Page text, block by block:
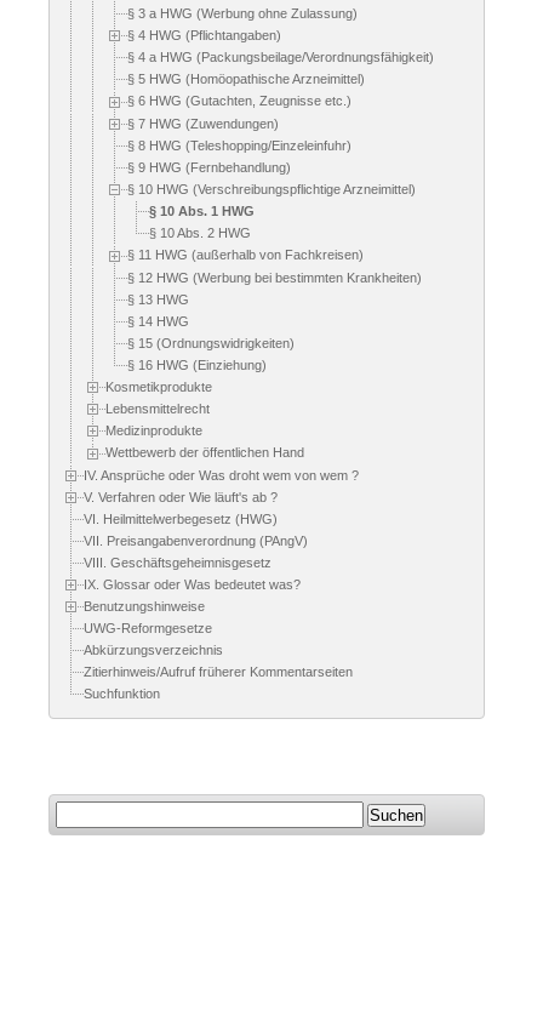
§ 3 a HWG (Werbung ohne Zulassung)
§ 4 HWG (Pflichtangaben)
§ 4 a HWG (Packungsbeilage/Verordnungsfähigkeit)
§ 5 HWG (Homöopathische Arzneimittel)
§ 6 HWG (Gutachten, Zeugnisse etc.)
§ 7 HWG (Zuwendungen)
§ 8 HWG (Teleshopping/Einzeleinfuhr)
§ 9 HWG (Fernbehandlung)
§ 10 HWG (Verschreibungspflichtige Arzneimittel)
§ 10 Abs. 1 HWG
§ 10 Abs. 2 HWG
§ 11 HWG (außerhalb von Fachkreisen)
§ 12 HWG (Werbung bei bestimmten Krankheiten)
§ 13 HWG
§ 14 HWG
§ 15 (Ordnungswidrigkeiten)
§ 16 HWG (Einziehung)
Kosmetikprodukte
Lebensmittelrecht
Medizinprodukte
Wettbewerb der öffentlichen Hand
IV. Ansprüche oder Was droht wem von wem ?
V. Verfahren oder Wie läuft's ab ?
VI. Heilmittelwerbegesetz (HWG)
VII. Preisangabenverordnung (PAngV)
VIII. Geschäftsgeheimnisgesetz
IX. Glossar oder Was bedeutet was?
Benutzungshinweise
UWG-Reformgesetze
Abkürzungsverzeichnis
Zitierhinweis/Aufruf früherer Kommentarseiten
Suchfunktion